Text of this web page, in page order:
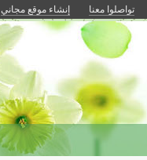
تواصلوا معنا إنشاء موقع مجاني